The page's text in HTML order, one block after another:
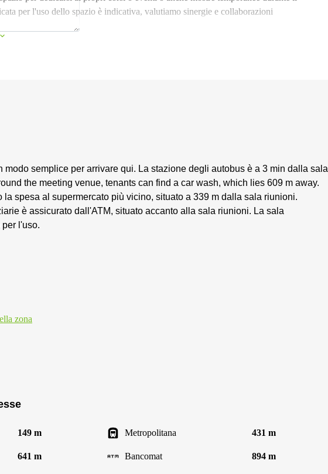
per l'uso dello spazio è indicativa, valutiamo sinergie e collaborazioni
modo semplice per arrivare qui. La stazione degli autobus è a 3 min dalla sala
the meeting venue, tenants can find a car wash, which lies 609 m away.
spesa al supermercato più vicino, situato a 339 m dalla sala riunioni.
è assicurato dall'ATM, situato accanto alla sala riunioni. La sala
l'uso.
zona
149 m Metropolitana 431 m
641 m Bancomat 894 m